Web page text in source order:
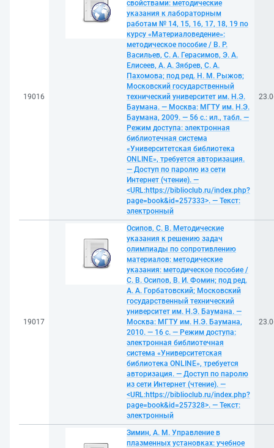
19016
свойствами: методические
указания к лабораторным
работам № 14, 15, 16, 17, 18, 19 по
курсу «Материаловедение»:
методическое пособие / В. Р.
Васильев, С. А. Герасимов, Э. А.
Елисеев, А. А. Зябрев, С. А.
Пахомова; под ред. Н. М. Рыжов;
Московский государственный
технический университет им. Н.Э.
Баумана. — Москва: МГТУ им. Н.Э.
Баумана, 2009. — 56 с.: ил., табл. —
Режим доступа: электронная
библиотечная система
«Университетская библиотека
ONLINE», требуется авторизация.
— Доступ по паролю из сети
Интернет (чтение). —
<URL:https://biblioclub.ru/index.php?
page=book&id=257333>. — Текст:
электронный
19017
Осипов, С. В. Методические
указания к решению задач
олимпиады по сопротивлению
материалов: методические
указания: методическое пособие /
С. В. Осипов, В. И. Фомин; под ред.
А. А. Горбатовский; Московский
государственный технический
университет им. Н.Э. Баумана. —
Москва: МГТУ им. Н.Э. Баумана,
2010. — 16 с. — Режим доступа:
электронная библиотечная
система «Университетская
библиотека ONLINE», требуется
авторизация. — Доступ по паролю
из сети Интернет (чтение). —
<URL:https://biblioclub.ru/index.php?
page=book&id=257328>. — Текст:
электронный
Зимин, А. М. Управление в
плазменных установках: учебное